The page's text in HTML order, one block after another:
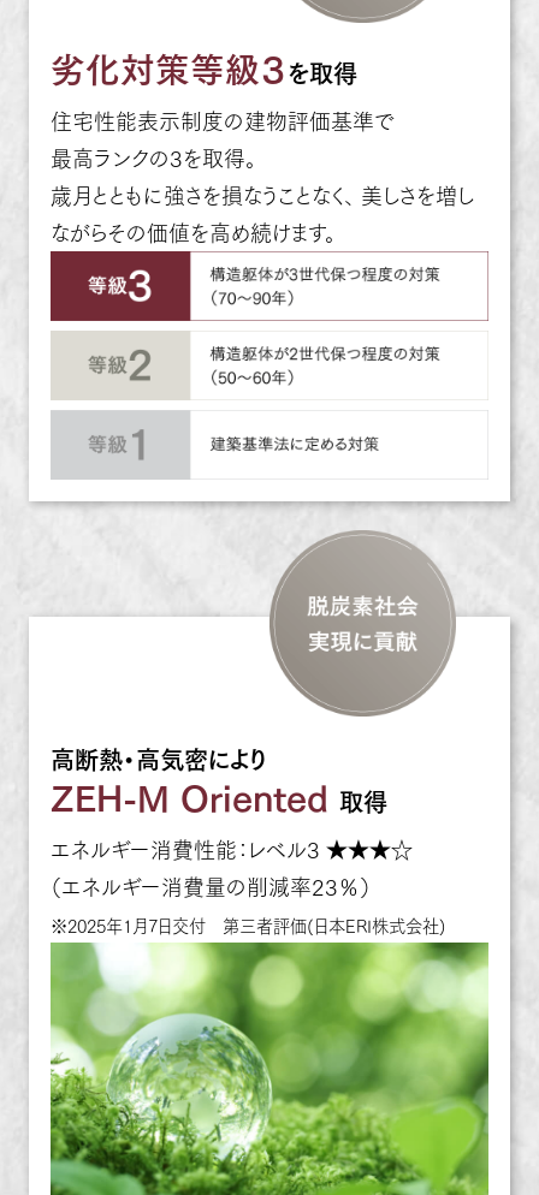
劣化対策等級３を取得
住宅性能表示制度の建物評価基準で
最高ランクの3を取得。
歳月とともに強さを損なうことなく、 美しさを増し
ながらその価値を高め続けます。
高断熱・高気密により
ZEH-M Oriented 取得
エネルギー消費性能：レベル3 ★★★☆
（エネルギー消費量の削減率23％）
※2025年1月7日交付 第三者評価(日本ERI株式会社)